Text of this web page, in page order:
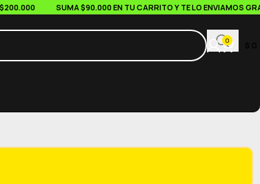
SUMA $90.000 EN TU CARRITO Y TE LO ENVIAMOS GRATIS
0